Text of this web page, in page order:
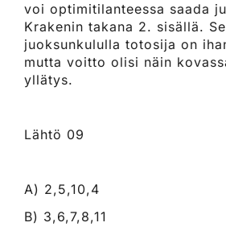
voi optimitilanteessa saada
Krakenin takana 2. sisällä.
juoksunkululla totosija on
mutta voitto olisi näin
yllätys.
Lähtö 09
A) 2,5,10,4
B) 3,6,7,8,11